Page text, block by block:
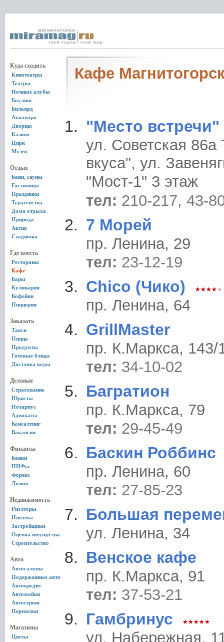
Куда сходить
Кинотеатры
Театры
Ночные клубы
Боулинг
Бильярд
Аквапарк
Дворцы
Казино
Цирк
Музеи
Отдых
Бани, сауны
Гостиницы
Праздники
Турагенства
Дома отдыха
Природа
Актив
Стадионы
Где поесть
Рестораны
Кафе
Бары
Кулинария
Кофейни
Пиццерии
Заказать
Такси
Пицца
Продукты
Готовые блюда
Доставка воды
Деловые
Страхование
Юристы
Нотариус
Адвокаты
Консалтинг
Вакансии
Финансы
Банки
ПИФы
Форекс
Лизинг
Недвижимость
Риэлторы
Ипотека
Застройщики
Оценка имущества
Строительство
Авто
Автосалоны
Подержанные авто
Автокредит
Автомойки
Автосервис
Перевозки
Магазины
Цветы
Кафе
"Место встречи"
ул. Советская 86а
вкуса", ул.
"Мост-1" 3 этаж
тел: 210-217, 43-
7 Морей
пр. Ленина, 29
тел: 23-12-19
Chico (Чико)
пр. Ленина, 64
GrillMaster
пр. К.Маркса, 143/
тел: 34-10-02
Багратион
пр. К.Маркса, 79
тел: 29-45-49
Баскин Роббинс
пр. Ленина, 60
тел: 27-85-23
Большая
ул. Ленина, 34
Венское кафе
пр. К.Маркса, 91
тел: 37-53-21
Гамбринус
ул. Набережная,